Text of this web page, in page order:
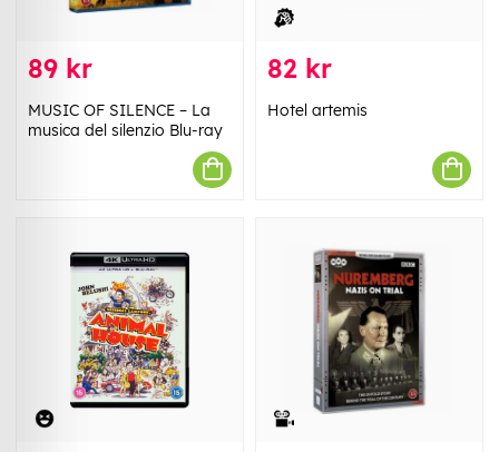
89 kr
MUSIC OF SILENCE – La
musica del silenzio Blu-ray
82 kr
Hotel artemis